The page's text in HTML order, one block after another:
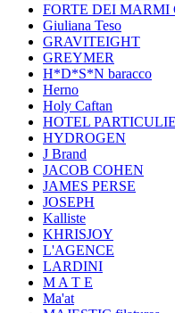
FORTE DEI MARMI
Giuliana Teso
GRAVITEIGHT
GREYMER
H*D*S*N baracco
Herno
Holy Caftan
HOTEL
HYDROGEN
J Brand
JACOB COHEN
JAMES PERSE
JOSEPH
Kalliste
KHRISJOY
L'AGENCE
LARDINI
M A T E
Ma'at